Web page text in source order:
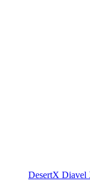
DesertX Diavel